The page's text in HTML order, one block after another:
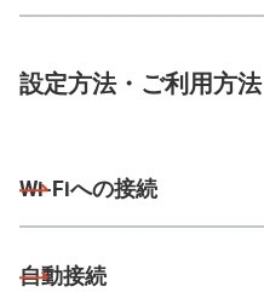
設定方法・ご利用方法
Wi-Fiへの接続
自動接続